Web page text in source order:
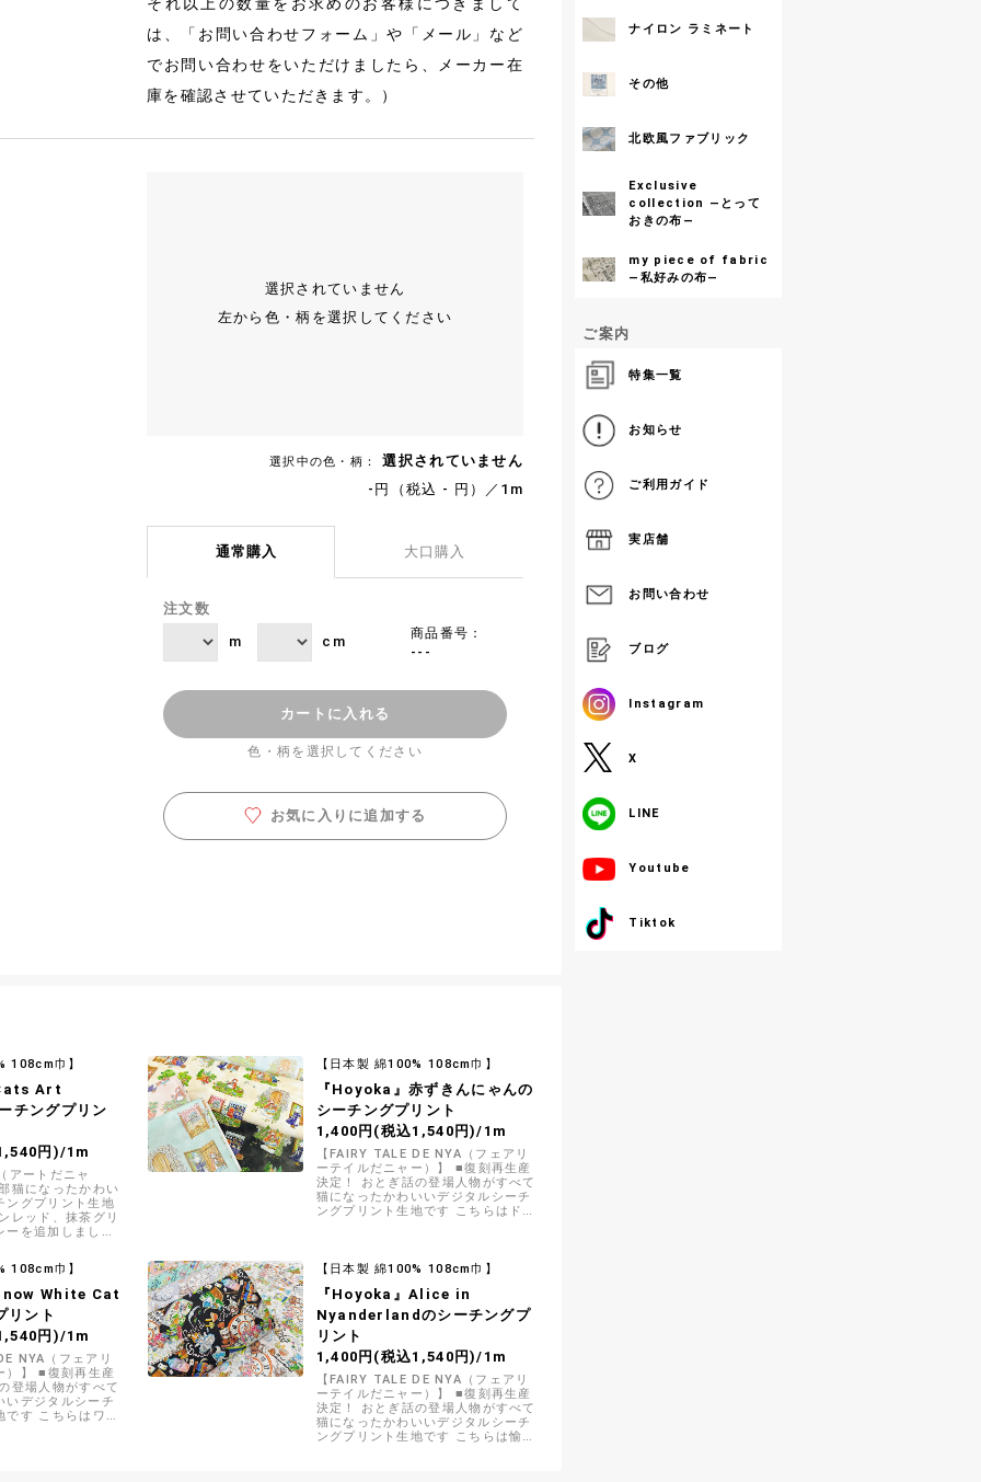
は、「お問い合わせフォーム」や「メール」など
でお問い合わせをいただけましたら、メーカー在
庫を確認させていただきます。）
選択されていません
左から色・柄を選択してください
選択中の色・柄：
選択されていません
-円（税込 - 円）／1m
通常購入 大口購入
注文数
m cm
商品番号：
---
カートに入れる
色・柄を選択してください
お気に入りに追加する
108cm巾】
Art
チングプリン
円)/1m
アートだニャ
猫になったかわい
ングプリント生地
レッド、抹茶グリ
ーを追加しました
【日本製 綿100% 108cm巾】
『Hoyoka』赤ずきんにゃんの
シーチングプリント
1,400円(税込1,540円)/1m
【FAIRY TALE DE NYA（フェアリ
ーテイルだニャー）】 ■復刻再生産
決定！ おとぎ話の登場人物がすべて
猫になったかわいいデジタルシーチ
ングプリント生地です こちらはドキ
108cm巾】
White Cat
リント
円)/1m
NYA（フェアリ
）】 ■復刻再生産
登場人物がすべて
いデジタルシーチ
です こちらはワク
【日本製 綿100% 108cm巾】
『Hoyoka』Alice in
Nyanderlandのシーチングプ
リント
1,400円(税込1,540円)/1m
【FAIRY TALE DE NYA（フェアリ
ーテイルだニャー）】 ■復刻再生産
決定！ おとぎ話の登場人物がすべて
猫になったかわいいデジタルシーチ
ングプリント生地です こちらは愉快
ナイロン ラミネート
その他
北欧風ファブリック
Exclusive
collection ―とって
おきの布―
my piece of fabric
―私好みの布―
ご案内
特集一覧
お知らせ
ご利用ガイド
実店舗
お問い合わせ
ブログ
Instagram
X
LINE
Youtube
Tiktok